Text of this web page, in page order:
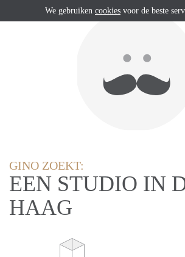
GINO ZOEKT:
EEN STUDIO IN
HAAG
We gebruiken cookies voor de beste